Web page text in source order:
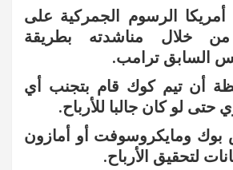
الرسوم الجمركية على
خلال مناشدته بطريقة
السابق ترامب.
أن تيم كوك قام بتجنب أي
لو كان جالبا للأرباح.
بوك ومايكروسوفت أو أمازون
لتحقيق الأرباح.